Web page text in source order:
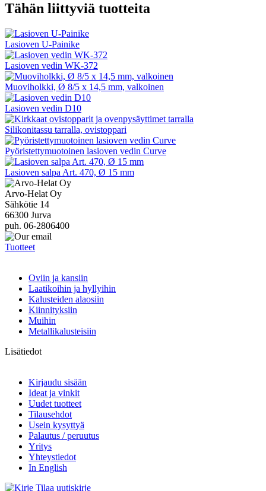
Tähän liittyviä tuotteita
Lasioven U-Painike
Lasioven vedin WK-372
Muoviholkki, Ø 8/5 x 14,5 mm, valkoinen
Lasioven vedin D10
Silikonitassu tarralla, ovistoppari
Pyöristettymuotoinen lasioven vedin Curve
Lasioven salpa Art. 470, Ø 15 mm
Arvo-Helat Oy
Sähkötie 14
66300 Jurva
puh. 06-2806400
Tuotteet
Oviin ja kansiin
Laatikoihin ja hyllyihin
Kalusteiden alaosiin
Kiinnityksiin
Muihin
Metallikalusteisiin
Lisätiedot
Kirjaudu sisään
Ideat ja vinkit
Uudet tuotteet
Tilausehdot
Usein kysyttyä
Palautus / peruutus
Yritys
Yhteystiedot
In English
Tilaa uutiskirje